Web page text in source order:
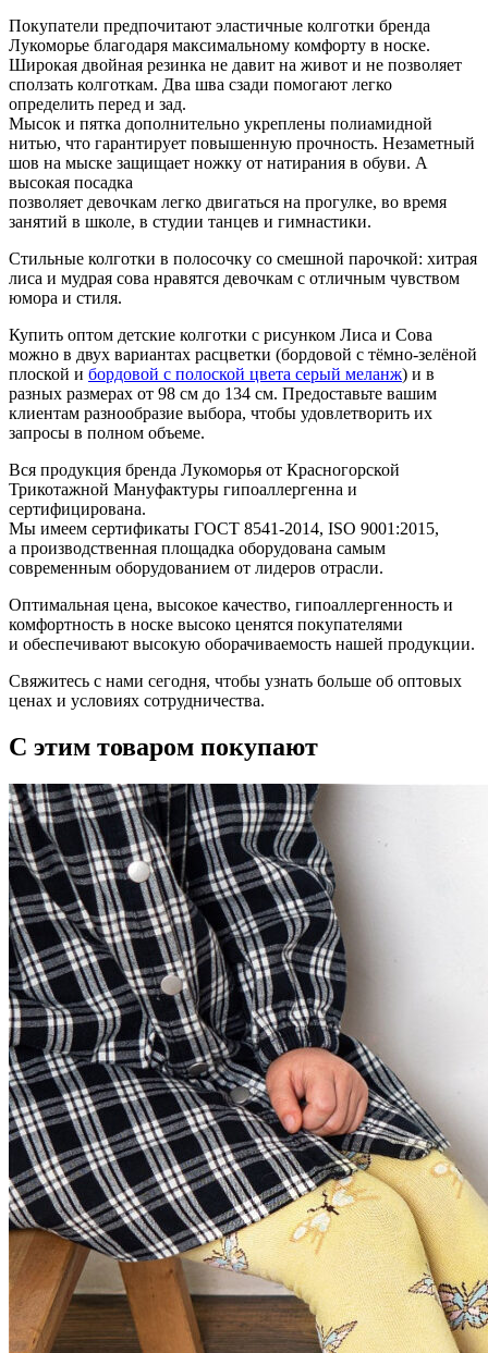
Покупатели предпочитают эластичные колготки бренда
Лукоморье благодаря максимальному комфорту в носке.
Широкая двойная резинка не давит на живот и не позволяет
сползать колготкам. Два шва сзади помогают легко
определить перед и зад.
Мысок и пятка дополнительно укреплены полиамидной
нитью, что гарантирует повышенную прочность. Незаметный
шов на мыске защищает ножку от натирания в обуви. А
высокая посадка
позволяет девочкам легко двигаться на прогулке, во время
занятий в школе, в студии танцев и гимнастики.
Стильные колготки в полосочку со смешной парочкой: хитрая
лиса и мудрая сова нравятся девочкам с отличным чувством
юмора и стиля.
Купить оптом детские колготки с рисунком Лиса и Сова
можно в двух вариантах расцветки (бордовой с тёмно-зелёной
плоской и бордовой с полоской цвета серый меланж) и в
разных размерах от 98 см до 134 см. Предоставьте вашим
клиентам разнообразие выбора, чтобы удовлетворить их
запросы в полном объеме.
Вся продукция бренда Лукоморья от Красногорской
Трикотажной Мануфактуры гипоаллергенна и
сертифицирована.
Мы имеем сертификаты ГОСТ 8541-2014, ISO 9001:2015,
а производственная площадка оборудована самым
современным оборудованием от лидеров отрасли.
Оптимальная цена, высокое качество, гипоаллергенность и
комфортность в носке высоко ценятся покупателями
и обеспечивают высокую оборачиваемость нашей продукции.
Свяжитесь с нами сегодня, чтобы узнать больше об оптовых
ценах и условиях сотрудничества.
С этим товаром покупают